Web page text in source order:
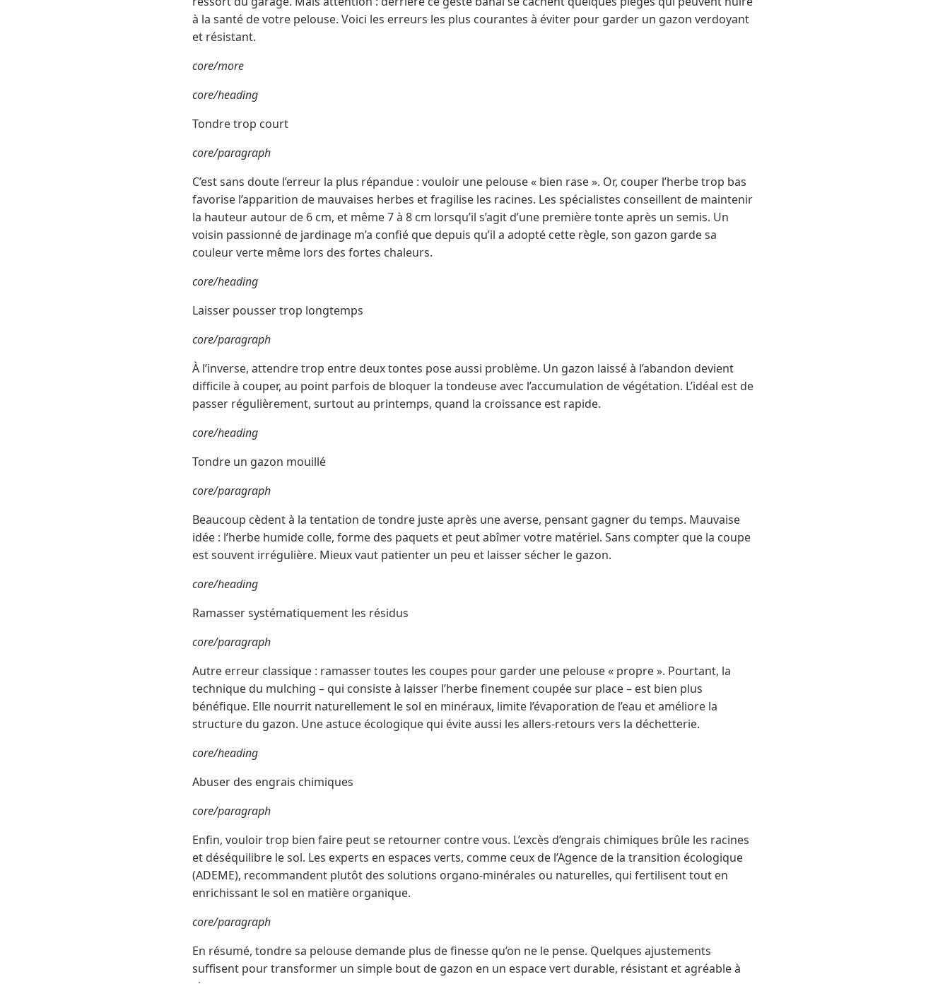
à la santé de votre pelouse. Voici les erreurs les plus courantes à éviter pour garder un gazon verdoyant
et résistant.
core/more
core/heading
Tondre trop court
core/paragraph
C’est sans doute l’erreur la plus répandue : vouloir une pelouse « bien rase ». Or, couper l’herbe trop bas
favorise l’apparition de mauvaises herbes et fragilise les racines. Les spécialistes conseillent de maintenir
la hauteur autour de 6 cm, et même 7 à 8 cm lorsqu’il s’agit d’une première tonte après un semis. Un
voisin passionné de jardinage m’a confié que depuis qu’il a adopté cette règle, son gazon garde sa
couleur verte même lors des fortes chaleurs.
core/heading
Laisser pousser trop longtemps
core/paragraph
À l’inverse, attendre trop entre deux tontes pose aussi problème. Un gazon laissé à l’abandon devient
difficile à couper, au point parfois de bloquer la tondeuse avec l’accumulation de végétation. L’idéal est de
passer régulièrement, surtout au printemps, quand la croissance est rapide.
core/heading
Tondre un gazon mouillé
core/paragraph
Beaucoup cèdent à la tentation de tondre juste après une averse, pensant gagner du temps. Mauvaise
idée : l’herbe humide colle, forme des paquets et peut abîmer votre matériel. Sans compter que la coupe
est souvent irrégulière. Mieux vaut patienter un peu et laisser sécher le gazon.
core/heading
Ramasser systématiquement les résidus
core/paragraph
Autre erreur classique : ramasser toutes les coupes pour garder une pelouse « propre ». Pourtant, la
technique du mulching – qui consiste à laisser l’herbe finement coupée sur place – est bien plus
bénéfique. Elle nourrit naturellement le sol en minéraux, limite l’évaporation de l’eau et améliore la
structure du gazon. Une astuce écologique qui évite aussi les allers-retours vers la déchetterie.
core/heading
Abuser des engrais chimiques
core/paragraph
Enfin, vouloir trop bien faire peut se retourner contre vous. L’excès d’engrais chimiques brûle les racines
et déséquilibre le sol. Les experts en espaces verts, comme ceux de l’Agence de la transition écologique
(ADEME), recommandent plutôt des solutions organo-minérales ou naturelles, qui fertilisent tout en
enrichissant le sol en matière organique.
core/paragraph
En résumé, tondre sa pelouse demande plus de finesse qu’on ne le pense. Quelques ajustements
suffisent pour transformer un simple bout de gazon en un espace vert durable, résistant et agréable à